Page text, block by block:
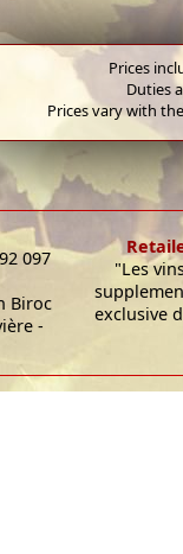
Prices
Duties
Prices vary with
097
Biroc
-
"Les
exclusive